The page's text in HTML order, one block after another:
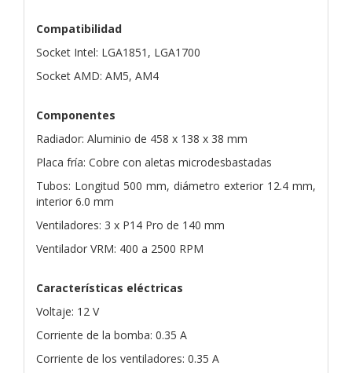
Compatibilidad
Socket Intel: LGA1851, LGA1700
Socket AMD: AM5, AM4
Componentes
Radiador: Aluminio de 458 x 138 x 38 mm
Placa fría: Cobre con aletas microdesbastadas
Tubos: Longitud 500 mm, diámetro exterior 12.4 mm,
interior 6.0 mm
Ventiladores: 3 x P14 Pro de 140 mm
Ventilador VRM: 400 a 2500 RPM
Características eléctricas
Voltaje: 12 V
Corriente de la bomba: 0.35 A
Corriente de los ventiladores: 0.35 A